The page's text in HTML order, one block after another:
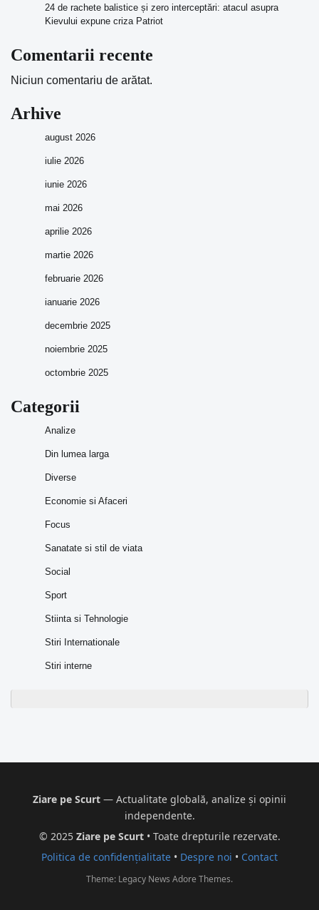
24 de rachete balistice și zero interceptări: atacul asupra
Kievului expune criza Patriot
Comentarii recente
Niciun comentariu de arătat.
Arhive
august 2026
iulie 2026
iunie 2026
mai 2026
aprilie 2026
martie 2026
februarie 2026
ianuarie 2026
decembrie 2025
noiembrie 2025
octombrie 2025
Categorii
Analize
Din lumea larga
Diverse
Economie si Afaceri
Focus
Sanatate si stil de viata
Social
Sport
Stiinta si Tehnologie
Stiri Internationale
Stiri interne
Ziare pe Scurt — Actualitate globală, analize și opinii
independente.
© 2025 Ziare pe Scurt• Toate drepturile rezervate.
Politica de confidențialitate • Despre noi • Contact
Theme: Legacy News Adore Themes.